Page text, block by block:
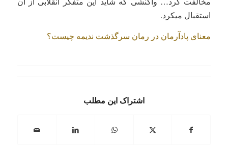
استقبال میکرد.
معنای پادآرمان در رمان سرگذشت ندیمه چیست؟
اشتراک این مطلب